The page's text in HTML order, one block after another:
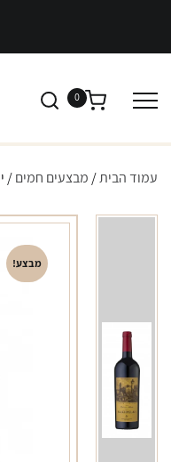
0
עמוד הבית/ מבצעים חמים/
מבצע!